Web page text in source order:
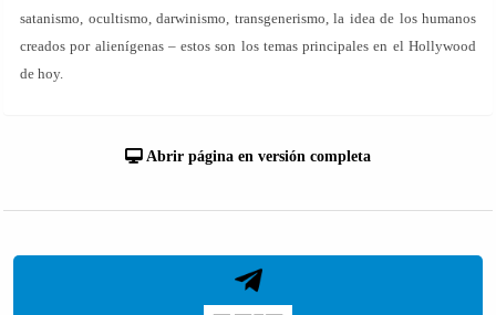
satanismo, ocultismo, darwinismo, transgenerismo, la idea de los humanos
creados por alienígenas – estos son los temas principales en el Hollywood
de hoy.
Abrir página en versión completa